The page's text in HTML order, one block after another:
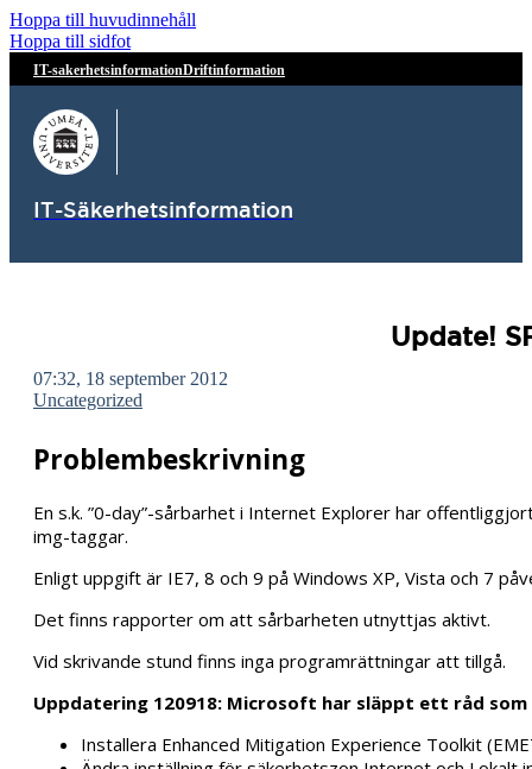
Hoppa till huvudinnehåll
Hoppa till sidfot
IT-sakerhetsinformationDriftinformation
IT-Säkerhetsinformation
Update!
07:32, 18 september 2012
Uncategorized
Problembeskrivning
En s.k. ”0-day”-sårbarhet i Internet Explorer har
img-taggar.
Enligt uppgift är IE7, 8 och 9 på Windows XP, Vista och 7
Det finns rapporter om att sårbarheten utnyttjas aktivt.
Vid skrivande stund finns inga programrättningar att tillgå.
Uppdatering 120918: Microsoft har släppt ett råd
Installera Enhanced Mitigation Experience Toolkit